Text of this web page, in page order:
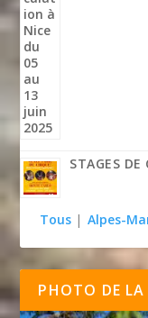
STAGES
Tous | Alpes-
PHOTO DE LA